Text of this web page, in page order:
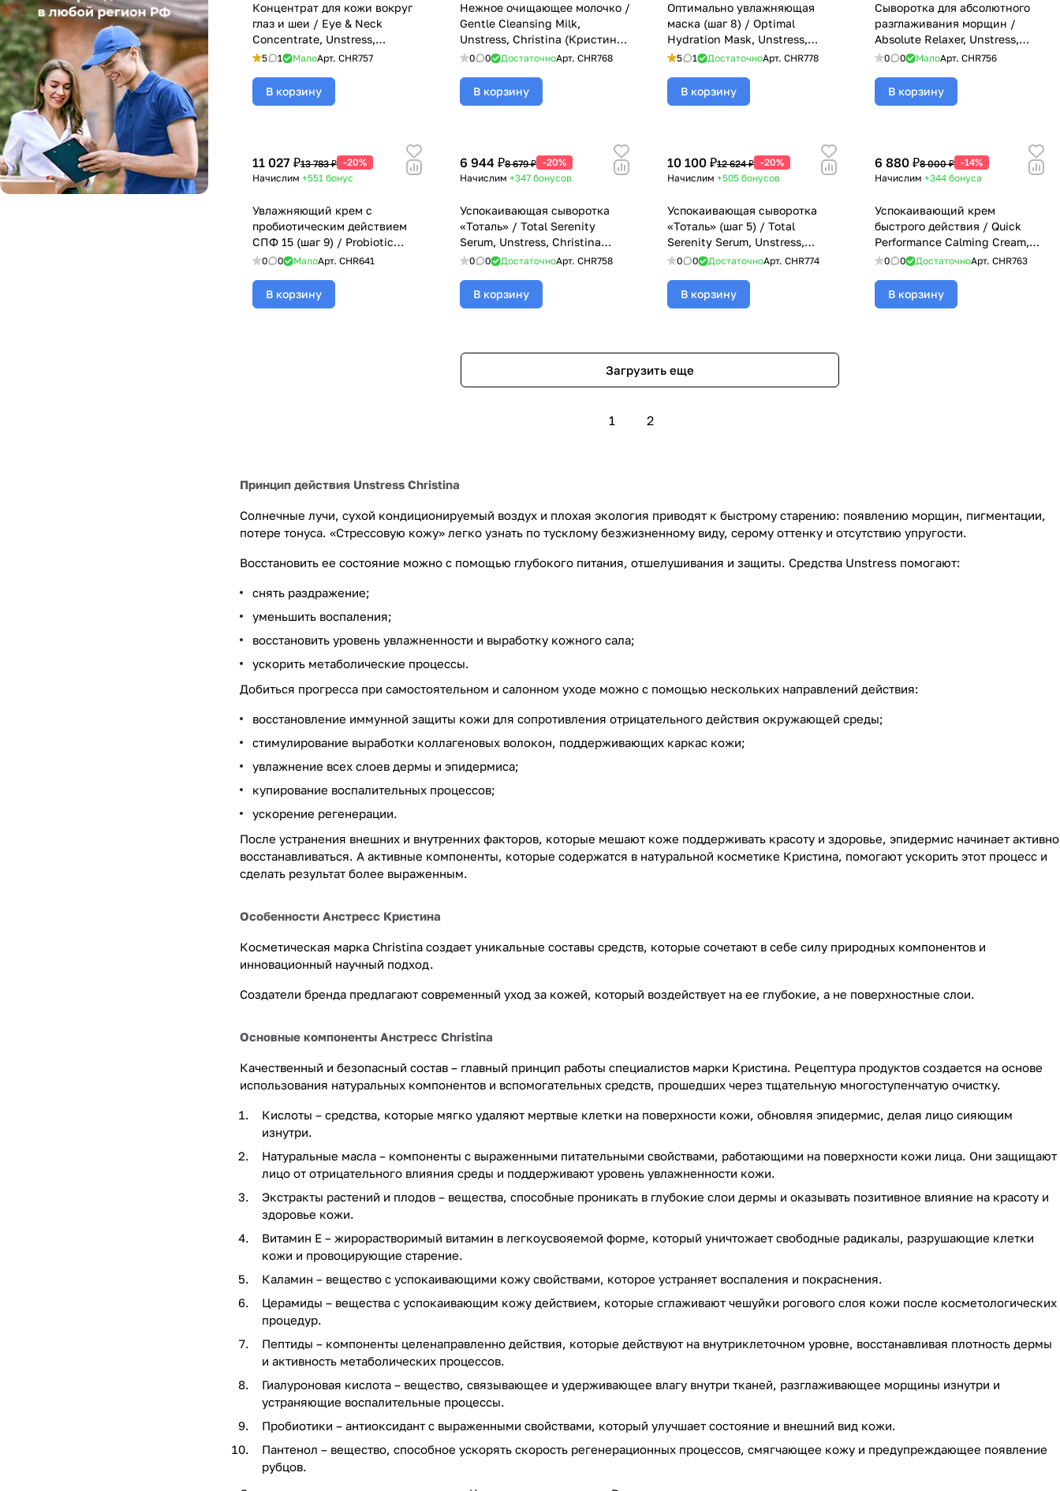
Концентрат для кожи вокруг
глаз и шеи / Eye & Neck
Concentrate, Unstress,
Christina (Кристина) - 30 мл
5 1 МалоАрт. CHR757
В корзину
Нежное очищающее молочко /
Gentle Cleansing Milk,
Unstress, Christina (Кристина)
- 300 мл
0 0 ДостаточноАрт. CHR768
В корзину
Оптимально увлажняющая
маска (шаг 8) / Optimal
Hydration Mask, Unstress,
Christina (Кристина) - 250 мл
5 1 ДостаточноАрт. CHR778
В корзину
Сыворотка для абсолютного
разглаживания морщин /
Absolute Relaxer, Unstress,
Christina (Кристина) - 30 мл
0 0 МалоАрт. CHR756
В корзину
11 027 ₽13 783 ₽ -20%
Начислим +551 бонус
Увлажняющий крем с
пробиотическим действием
СПФ 15 (шаг 9) / Probiotic
Moisturizer SPF 15, Unstress,
0 0 МалоАрт. CHR641
В корзину
6 944 ₽8 679 ₽ -20%
Начислим +347 бонусов
Успокаивающая сыворотка
«Тоталь» / Total Serenity
Serum, Unstress, Christina
(Кристина) - 30 мл
0 0 ДостаточноАрт. CHR758
В корзину
10 100 ₽12 624 ₽ -20%
Начислим +505 бонусов
Успокаивающая сыворотка
«Тоталь» (шаг 5) / Total
Serenity Serum, Unstress,
Christina (Кристина) - 100 мл
0 0 ДостаточноАрт. CHR774
В корзину
6 880 ₽8 000 ₽ -14%
Начислим +344 бонуса
Успокаивающий крем
быстрого действия / Quick
Performance Calming Cream,
Unstress, Christina (Кристина)
0 0 ДостаточноАрт. CHR763
В корзину
Загрузить еще
1 2
Принцип действия Unstress Christina
Солнечные лучи, сухой кондиционируемый воздух и плохая экология приводят к быстрому старению: появлению морщин, пигментации,
потере тонуса. «Стрессовую кожу» легко узнать по тусклому безжизненному виду, серому оттенку и отсутствию упругости.
Восстановить ее состояние можно с помощью глубокого питания, отшелушивания и защиты. Средства Unstress помогают:
снять раздражение;
уменьшить воспаления;
восстановить уровень увлажненности и выработку кожного сала;
ускорить метаболические процессы.
Добиться прогресса при самостоятельном и салонном уходе можно с помощью нескольких направлений действия:
восстановление иммунной защиты кожи для сопротивления отрицательного действия окружающей среды;
стимулирование выработки коллагеновых волокон, поддерживающих каркас кожи;
увлажнение всех слоев дермы и эпидермиса;
купирование воспалительных процессов;
ускорение регенерации.
После устранения внешних и внутренних факторов, которые мешают коже поддерживать красоту и здоровье, эпидермис начинает активно
восстанавливаться. А активные компоненты, которые содержатся в натуральной косметике Кристина, помогают ускорить этот процесс и
сделать результат более выраженным.
Особенности Анстресс Кристина
Косметическая марка Christina создает уникальные составы средств, которые сочетают в себе силу природных компонентов и
инновационный научный подход.
Создатели бренда предлагают современный уход за кожей, который воздействует на ее глубокие, а не поверхностные слои.
Основные компоненты Анстресс Christina
Качественный и безопасный состав – главный принцип работы специалистов марки Кристина. Рецептура продуктов создается на основе
использования натуральных компонентов и вспомогательных средств, прошедших через тщательную многоступенчатую очистку.
Кислоты – средства, которые мягко удаляют мертвые клетки на поверхности кожи, обновляя эпидермис, делая лицо сияющим
изнутри.
Натуральные масла – компоненты с выраженными питательными свойствами, работающими на поверхности кожи лица. Они защищают
лицо от отрицательного влияния среды и поддерживают уровень увлажненности кожи.
Экстракты растений и плодов – вещества, способные проникать в глубокие слои дермы и оказывать позитивное влияние на красоту и
здоровье кожи.
Витамин Е – жирорастворимый витамин в легкоусвояемой форме, который уничтожает свободные радикалы, разрушающие клетки
кожи и провоцирующие старение.
Каламин – вещество с успокаивающими кожу свойствами, которое устраняет воспаления и покраснения.
Церамиды – вещества с успокаивающим кожу действием, которые сглаживают чешуйки рогового слоя кожи после косметологических
процедур.
Пептиды – компоненты целенаправленно действия, которые действуют на внутриклеточном уровне, восстанавливая плотность дермы
и активность метаболических процессов.
Гиалуроновая кислота – вещество, связывающее и удерживающее влагу внутри тканей, разглаживающее морщины изнутри и
устраняющие воспалительные процессы.
Пробиотики – антиоксидант с выраженными свойствами, который улучшает состояние и внешний вид кожи.
Пантенол – вещество, способное ускорять скорость регенерационных процессов, смягчающее кожу и предупреждающее появление
рубцов.